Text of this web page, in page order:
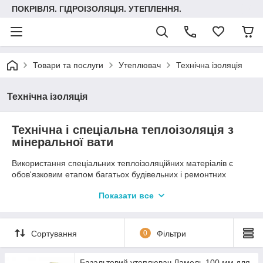
ПОКРІВЛЯ. ГІДРОІЗОЛЯЦІЯ. УТЕПЛЕННЯ.
Товари та послуги Утеплювач Технічна ізоляція
Технічна ізоляція
Технічна і спеціальна теплоізоляція з
мінеральної вати
Використання спеціальних теплоізоляційних матеріалів є
обов'язковим етапом багатьох будівельних і ремонтних
матеріал, вироблений з мінеральної вати на синтетичному
противопожарная изоляция, теплоизоляция, а также
изоляция, используемая для предотвращения конденсации
Показати все
Сортування 0 Фільтри